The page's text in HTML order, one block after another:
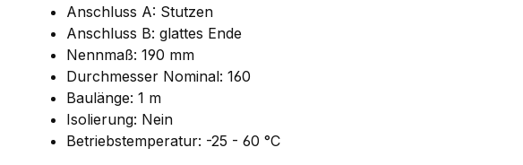
Anschluss A: Stutzen
Anschluss B: glattes Ende
Nennmaß: 190 mm
Durchmesser Nominal: 160
Baulänge: 1 m
Isolierung: Nein
Betriebstemperatur: -25 - 60 °C